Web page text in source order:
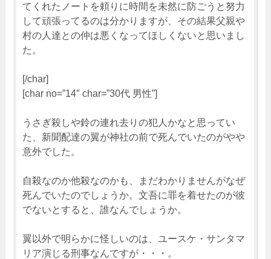
てくれたノートを頼りに時間を未然に防ごうと努力
して頑張ってるのは分かりますが、その結果父親や
村の人達との仲は悪くなってほしくないと思いまし
た。
[/char]
[char no=”14″ char=”30代 男性”]
うさぎ殺しや鈴の連れ去りの犯人かなと思ってい
た、新聞配達の翼が神社の前で死んでいたのがやや
意外でした。
自殺なのか他殺なのかも、まだわかりませんがなぜ
死んでいたのでしょうか。文吾に罪を着せたのが彼
でないとすると、誰なんでしょうか。
翼以外で明らかに怪しいのは、ユースケ・サンタマ
リア演じる刑事なんですが・・・。